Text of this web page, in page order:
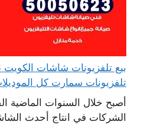
تلفزيونات سمارت كل
أصبح خلال السنوات الماضية
الشركات في انتاج أحدث